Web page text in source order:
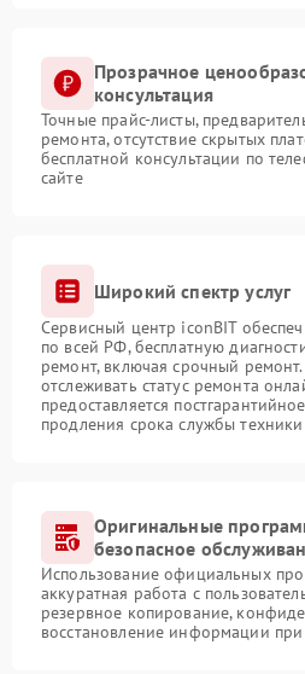
Прозрачное
консультация
Точные прайс-листы,
ремонта, отсутствие скрытых
бесплатной консультации по
сайте
Широкий спектр услуг
Сервисный центр iconBIT
по всей РФ, бесплатную
ремонт, включая срочный
отслеживать статус ремонта
предоставляется
продления срока службы техники
Оригинальные
безопасное
Использование официальных
аккуратная работа с
резервное копирование,
восстановление информации